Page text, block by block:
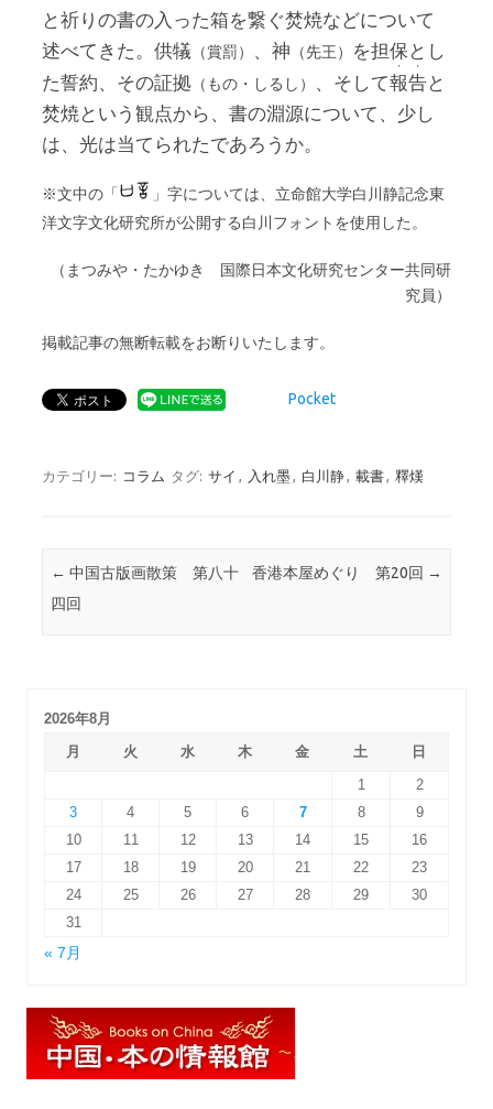
と祈りの書の入った箱を繋ぐ焚焼などについて
述べてきた。供犠 （賞罰） 、神 （先王）
を担保とし
た誓約、その証拠 （もの・しるし） 、そして報
・
告
・
と
焚焼という観点から、書の淵源について、少し
は、光は当てられたであろうか。
※文中の「
」字については、立命館大学白川静記念東
洋文字文化研究所が公開する白川フォントを使用した。
（まつみや・たかゆき 国際日本文化研究センター共同研
究員）
掲載記事の無断転載をお断りいたします。
Pocket
カテゴリー: コラム タグ: サイ 入れ墨 白川静 載書 釋熯
投稿ナビゲーション
← 中国古版画散策 第八十
四回
香港本屋めぐり 第20回 →
2026年8月
月
火 水 木 金 土
日
1
2
3
4 5 6 7 8
9
10
11 12 13 14 15
16
17
18 19 20 21 22
23
24
25 26 27 28 29
30
31
« 7月